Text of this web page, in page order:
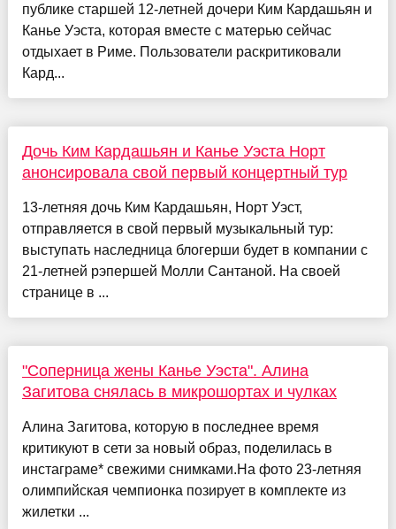
публике старшей 12-летней дочери Ким Кардашьян и
Канье Уэста, которая вместе с матерью сейчас
отдыхает в Риме. Пользователи раскритиковали
Кард...
Дочь Ким Кардашьян и Канье Уэста Норт
анонсировала свой первый концертный тур
13-летняя дочь Ким Кардашьян, Норт Уэст,
отправляется в свой первый музыкальный тур:
выступать наследница блогерши будет в компании с
21-летней рэпершей Молли Сантаной. На своей
странице в ...
"Соперница жены Канье Уэста". Алина
Загитова снялась в микрошортах и чулках
Алина Загитова, которую в последнее время
критикуют в сети за новый образ, поделилась в
инстаграме* свежими снимками.На фото 23-летняя
олимпийская чемпионка позирует в комплекте из
жилетки ...